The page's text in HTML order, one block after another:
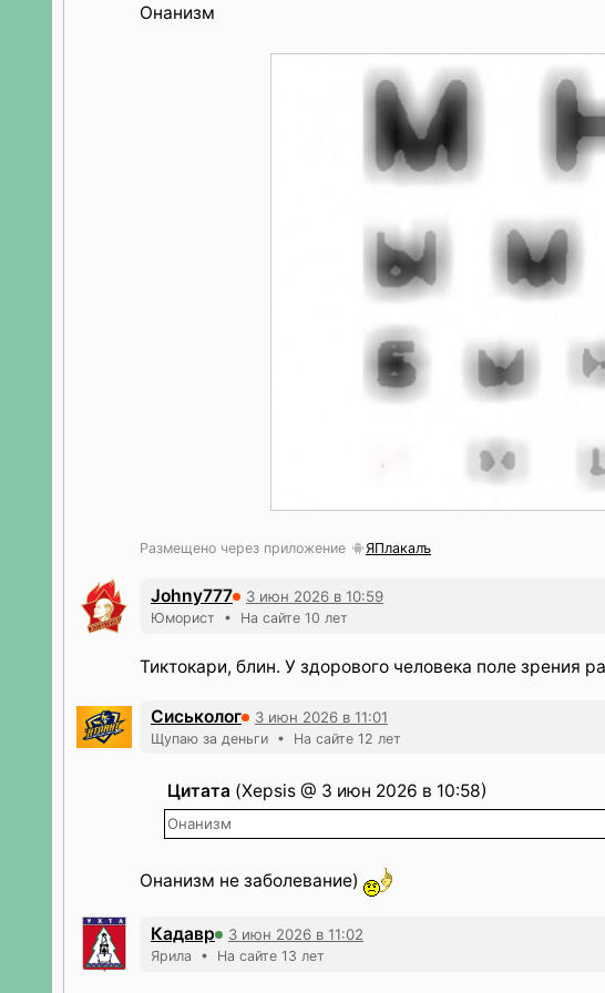
Онанизм
Размещено через приложение ЯПлакалъ
Johny777 3 июн 2026 в 10:59
Юморист • На сайте 10 лет
Тиктокари, блин. У здорового человека поле зрения
Сиськолог 3 июн 2026 в 11:01
Щупаю за деньги • На сайте 12 лет
Цитата (Xepsis @ 3 июн 2026 в 10:58)
Онанизм
Онанизм не заболевание)
Кадавр 3 июн 2026 в 11:02
Ярила • На сайте 13 лет